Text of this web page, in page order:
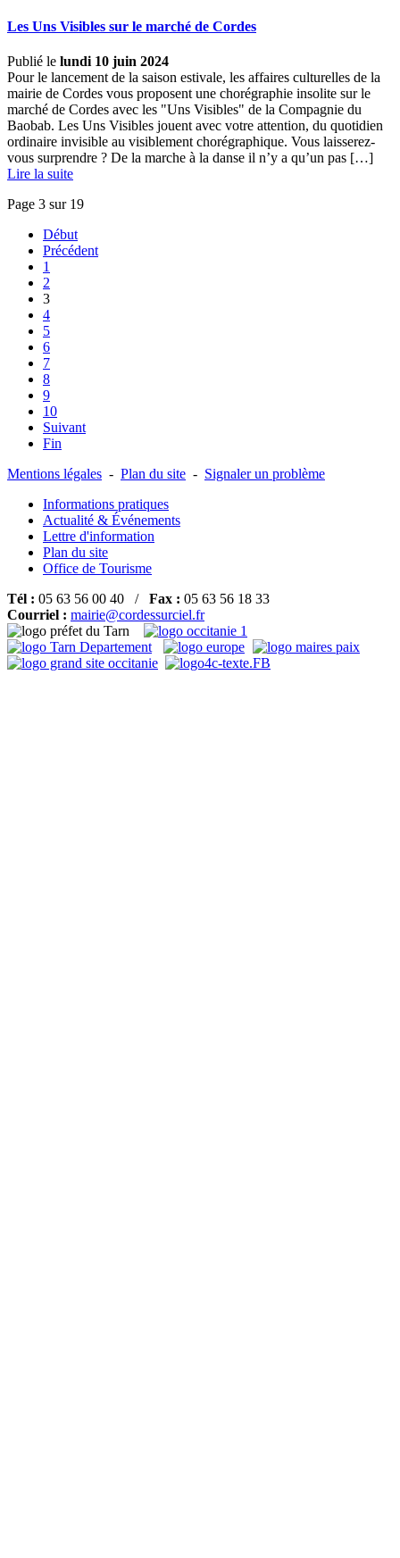
Les Uns Visibles sur le marché de Cordes
Publié le lundi 10 juin 2024
Pour le lancement de la saison estivale, les affaires culturelles de la
mairie de Cordes vous proposent une chorégraphie insolite sur le
marché de Cordes avec les "Uns Visibles" de la Compagnie du
Baobab. Les Uns Visibles jouent avec votre attention, du quotidien
ordinaire invisible au visiblement chorégraphique. Vous laisserez-
vous surprendre ? De la marche à la danse il n’y a qu’un pas […] ­
Lire la suite
Page 3 sur 19
Début
Précédent
1
2
3
4
5
6
7
8
9
10
Suivant
Fin
Mentions légales - Plan du site - Signaler un problème
Informations pratiques
Actualité & Événements
Lettre d'information
Plan du site
Office de Tourisme
Tél : 05 63 56 00 40 / Fax : 05 63 56 18 33
Courriel : mairie@cordessurciel.fr